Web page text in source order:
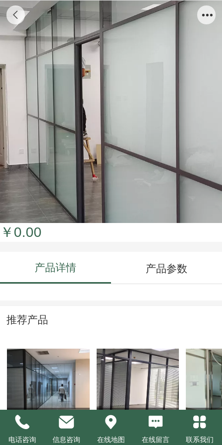
磨砂玻璃隔断
￥0.00
产品详情 产品参数
推荐产品
双玻百页玻璃隔断 双玻百页玻璃隔断 不锈钢
电话咨询 信息咨询 在线地图 在线留言 联系我们